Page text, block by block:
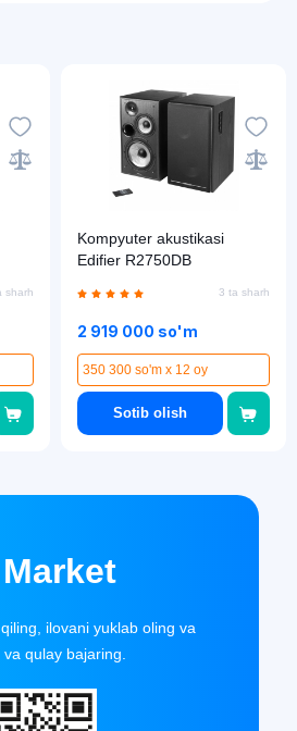
sharh
Kompyuter akustikasi
Edifier R2750DB
3 ta sharh
2 919 000 so'm
350 300 so'm x 12 oy
Sotib olish
ilovani yuklab oling va
qulay bajaring.